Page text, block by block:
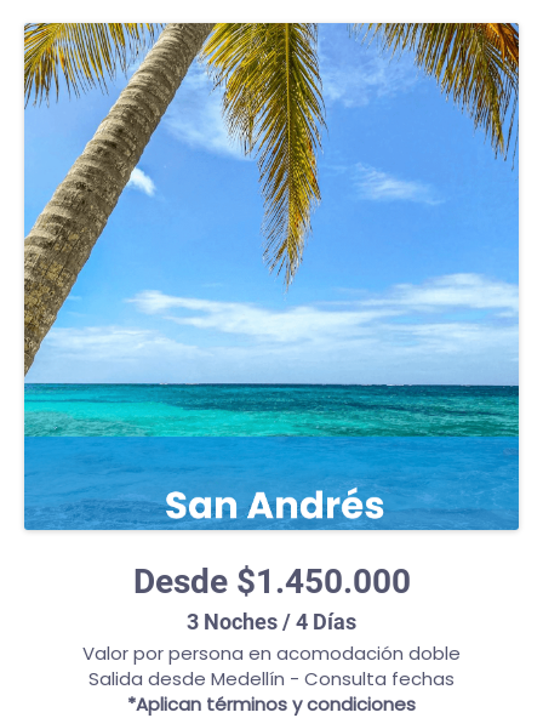
Desde $1.450.000
3 Noches / 4 Días
Valor por persona en acomodación doble
Salida desde Medellín - Consulta fechas
*Aplican términos y condiciones